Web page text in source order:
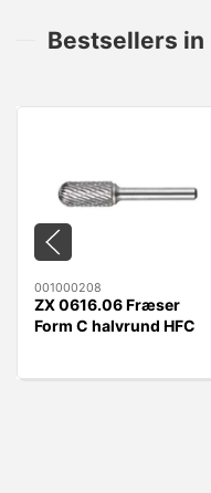
Bestsellers
001000208
ZX 0616.06 Fræser
Form C halvrund HFC